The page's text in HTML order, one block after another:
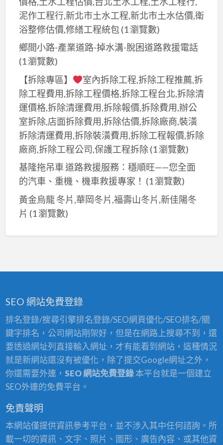
泥作工程行,新北市土水工程,新北市土水估價,衛
浴整修估價,修繕工程統包(1 瀏覽數)
鄉間小路-產業道路-掉水溝-脫困道路救援電話
(1 瀏覽數)
【拆除專區】
室內拆除工程,拆除工程推薦,拆
除工程費用,拆除工程價格,拆除工程台北,拆除清
運價格,拆除清運費用,拆除報價,拆除費用,辦公
室拆除,店面拆除費用,拆除估價,拆除廠商,裝潢
拆除清運費用,拆除裝潢費用,拆除工程報價,拆除
廠商,拆除工程公司,保護工程拆除(1 瀏覽數)
基隆拖吊車 道路救援服務：穩順旺——您全面
的汽車、重機、機車救援專家！ (1 瀏覽數)
黃金烏龍 冬片,華岡冬片,福壽山冬片,新佳陽冬
片 (1 瀏覽數)
SEO 網站免費登錄
排名登錄/搜尋引擎排名登錄/SEO網頁優化/SEO排名/關
鍵字排名，公司網站剛架好，但是在網路上搜尋不到，還
要透過網址列直接輸入網址，才有能看到網站，這種情況
就是新網站還沒有被優化，除了提交Google網址之外，
你還需要外連， SEO 網站免費登錄本平台就是一個建立
SEO外連的免費平台。
免責聲明
本網站僅提供資訊參考平台，並不涉入其中任何諮詢。所
載一切的資訊、文字、照片、圖形、廣告內容、或其他資